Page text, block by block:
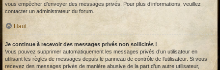
vous empêcher d’envoyer des messages privés. Pour plus d’informations, veuillez
contacter un administrateur du forum.
Haut
Je continue à recevoir des messages privés non sollicités !
Vous pouvez supprimer automatiquement les messages privés d’un utilisateur en
utilisant les règles de messages depuis le panneau de contrôle de l’utilisateur. Si vous
recevez des messages privés de manière abusive de la part d’un autre utilisateur,